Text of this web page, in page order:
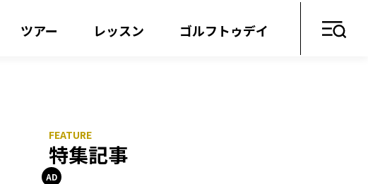
ツアー レッスン ゴルフトゥデイ
特集記事